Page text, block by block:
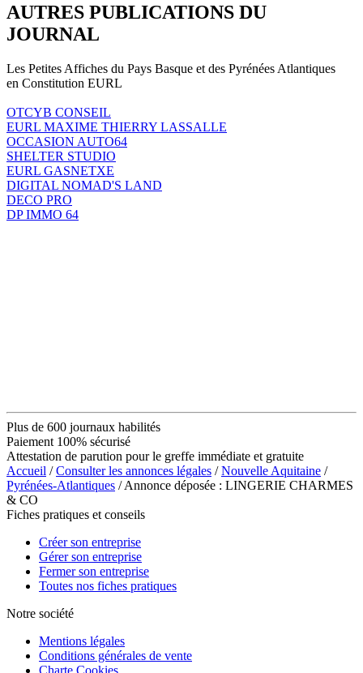
AUTRES PUBLICATIONS DU
JOURNAL
Les Petites Affiches du Pays Basque et des Pyrénées Atlantiques
en Constitution EURL
OTCYB CONSEIL
EURL MAXIME THIERRY LASSALLE
OCCASION AUTO64
SHELTER STUDIO
EURL GASNETXE
DIGITAL NOMAD'S LAND
DECO PRO
DP IMMO 64
Plus de 600 journaux habilités
Paiement 100% sécurisé
Attestation de parution pour le greffe immédiate et gratuite
Accueil /Consulter les annonces légales /Nouvelle Aquitaine /
Pyrénées-Atlantiques / Annonce déposée : LINGERIE CHARMES
& CO
Fiches pratiques et conseils
Créer son entreprise
Gérer son entreprise
Fermer son entreprise
Toutes nos fiches pratiques
Notre société
Mentions légales
Conditions générales de vente
Charte Cookies